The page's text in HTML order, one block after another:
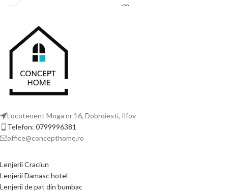
Locotenent Moga nr 16, Dobroiesti, Ilfov
Telefon: 0799996381
office@concepthome.ro
Lenjerii Craciun
Lenjerii Damasc hotel
Lenjerii de pat din bumbac